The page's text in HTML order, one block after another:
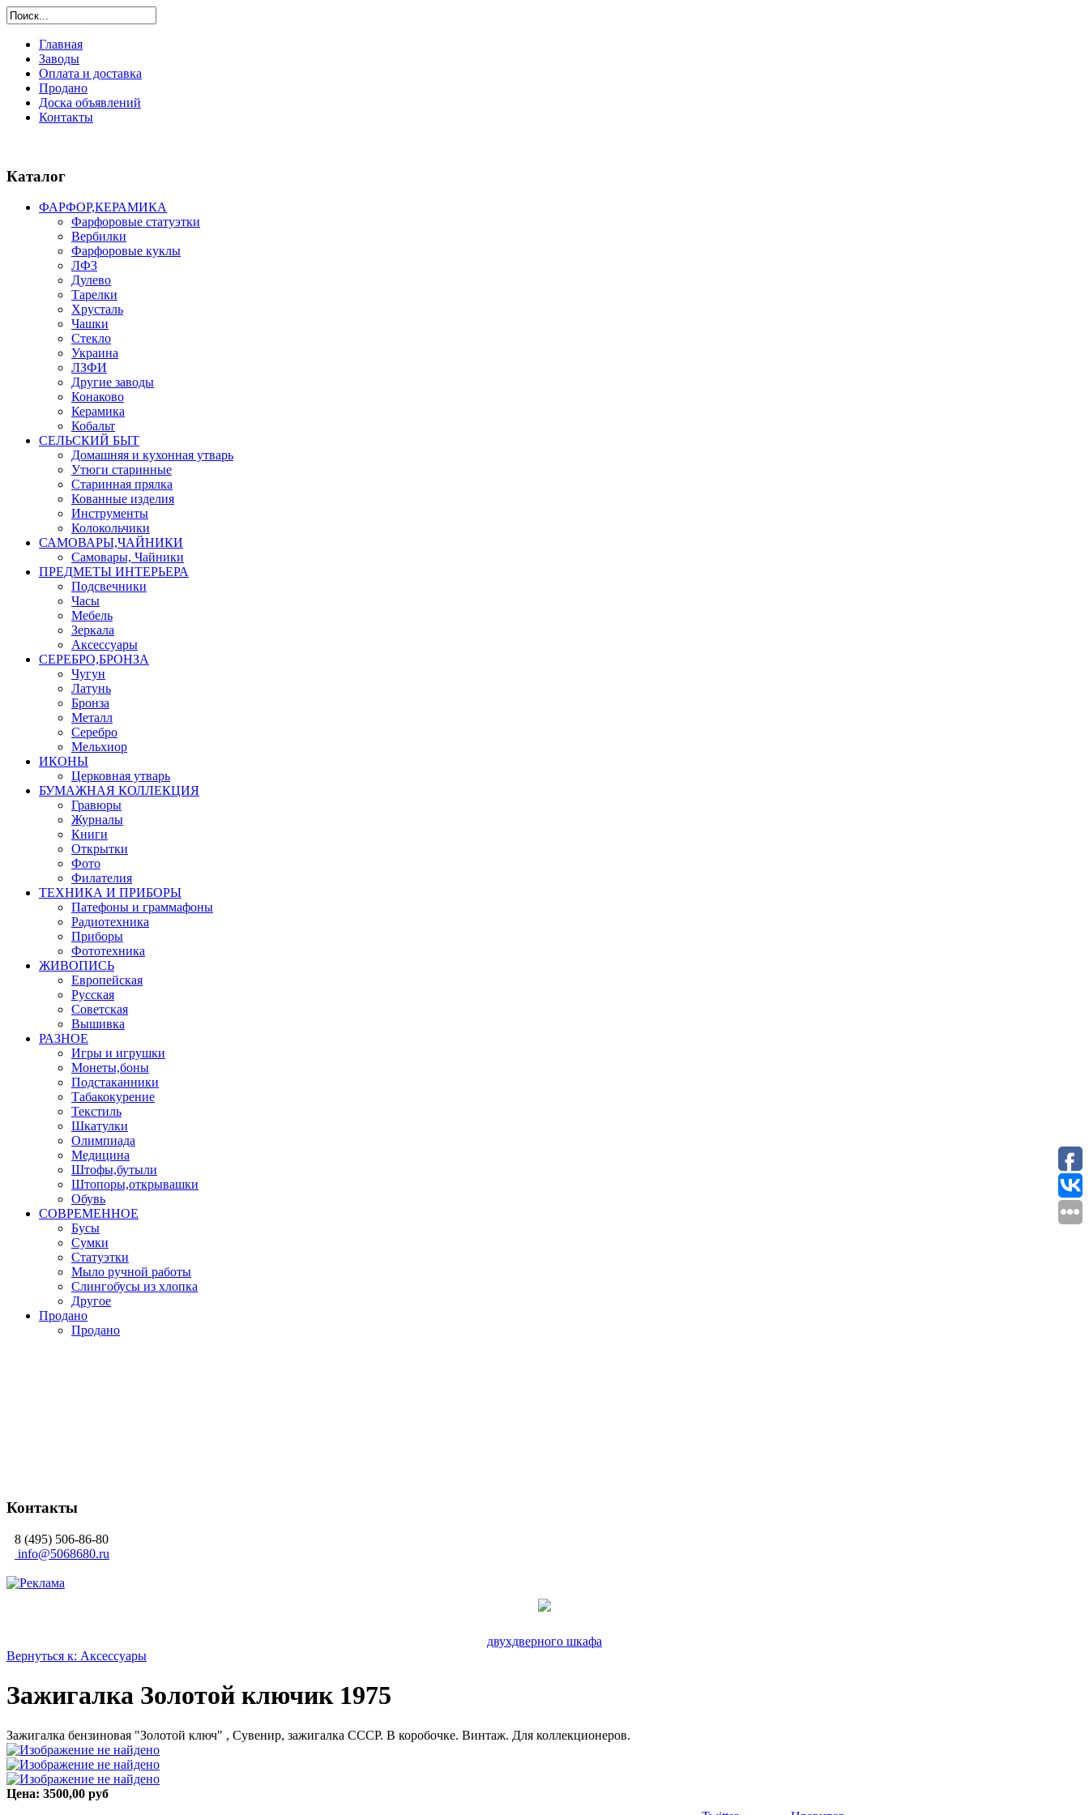
Главная
Заводы
Оплата и доставка
Продано
Доска объявлений
Контакты
Каталог
ФАРФОР,КЕРАМИКА
Фарфоровые статуэтки
Вербилки
Фарфоровые куклы
ЛФЗ
Дулево
Тарелки
Хрусталь
Чашки
Стекло
Украина
ЛЗФИ
Другие заводы
Конаково
Керамика
Кобальт
СЕЛЬСКИЙ БЫТ
Домашняя и кухонная утварь
Утюги старинные
Старинная прялка
Кованные изделия
Инструменты
Колокольчики
САМОВАРЫ,ЧАЙНИКИ
Самовары, Чайники
ПРЕДМЕТЫ ИНТЕРЬЕРА
Подсвечники
Часы
Мебель
Зеркала
Аксессуары
СЕРЕБРО,БРОНЗА
Чугун
Латунь
Бронза
Металл
Серебро
Мельхиор
ИКОНЫ
Церковная утварь
БУМАЖНАЯ КОЛЛЕКЦИЯ
Гравюры
Журналы
Книги
Открытки
Фото
Филателия
ТЕХНИКА И ПРИБОРЫ
Патефоны и граммафоны
Радиотехника
Приборы
Фототехника
ЖИВОПИСЬ
Европейская
Русская
Советская
Вышивка
РАЗНОЕ
Игры и игрушки
Монеты,боны
Подстаканники
Табакокурение
Текстиль
Шкатулки
Олимпиада
Медицина
Штофы,бутыли
Штопоры,открывашки
Обувь
СОВРЕМЕННОЕ
Бусы
Сумки
Статуэтки
Мыло ручной работы
Слингобусы из хлопка
Другое
Продано
Продано
Контакты
8 (495) 506-86-80
info@5068680.ru
двухдверного шкафа
Вернуться к: Аксессуары
Зажигалка Золотой ключик 1975
Зажигалка бензиновая "Золотой ключ" , Сувенир, зажигалка СССР. В коробочке. Винтаж. Для коллекционеров.
Цена: 3500,00 руб